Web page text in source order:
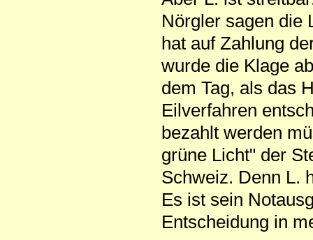
Nörgler sagen die
hat auf Zahlung
wurde die Klage
dem Tag, als das
Eilverfahren
bezahlt werden
grüne Licht" der
Schweiz. Denn L.
Es ist sein
Entscheidung in